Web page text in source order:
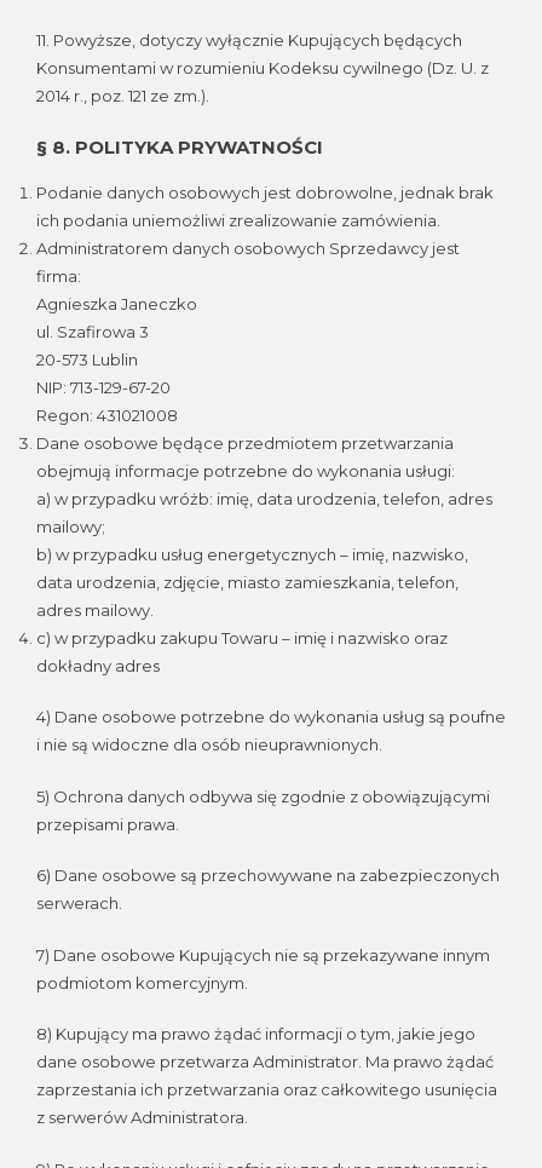
11. Powyższe, dotyczy wyłącznie Kupujących będących
Konsumentami w rozumieniu Kodeksu cywilnego (Dz. U. z
2014 r., poz. 121 ze zm.).
§ 8. POLITYKA PRYWATNOŚCI
Podanie danych osobowych jest dobrowolne, jednak brak
ich podania uniemożliwi zrealizowanie zamówienia.
Administratorem danych osobowych Sprzedawcy jest
firma:
Agnieszka Janeczko
ul. Szafirowa 3
20-573 Lublin
NIP: 713-129-67-20
Regon: 431021008
Dane osobowe będące przedmiotem przetwarzania
obejmują informacje potrzebne do wykonania usługi:
a) w przypadku wróżb: imię, data urodzenia, telefon, adres
mailowy;
b) w przypadku usług energetycznych – imię, nazwisko,
data urodzenia, zdjęcie, miasto zamieszkania, telefon,
adres mailowy.
c) w przypadku zakupu Towaru – imię i nazwisko oraz
dokładny adres
4) Dane osobowe potrzebne do wykonania usług są poufne
i nie są widoczne dla osób nieuprawnionych.
5) Ochrona danych odbywa się zgodnie z obowiązującymi
przepisami prawa.
6) Dane osobowe są przechowywane na zabezpieczonych
serwerach.
7) Dane osobowe Kupujących nie są przekazywane innym
podmiotom komercyjnym.
8) Kupujący ma prawo żądać informacji o tym, jakie jego
dane osobowe przetwarza Administrator. Ma prawo żądać
zaprzestania ich przetwarzania oraz całkowitego usunięcia
z serwerów Administratora.